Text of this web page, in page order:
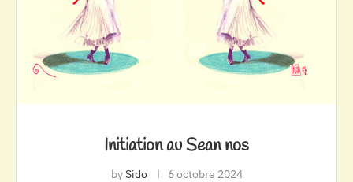
Initiation au Sean nos
bySido 6 octobre 2024